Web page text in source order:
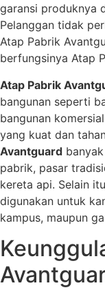
garansi produknya
Pelanggan tidak
Atap Pabrik
berfungsinya Atap
Atap Pabrik
bangunan seperti
bangunan
yang kuat dan
Avantguard
pabrik, pasar
kereta api. Selain
digunakan untuk
kampus, maupun